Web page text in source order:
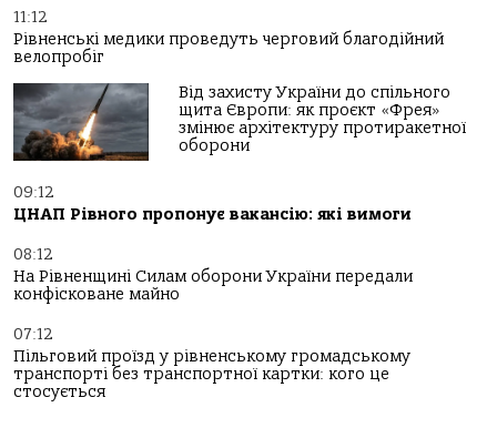
11:12
Рівненські медики проведуть черговий благодійний
велопробіг
Від захисту України до спільного
щита Європи: як проєкт «Фрея»
змінює архітектуру протиракетної
оборони
09:12
ЦНАП Рівного пропонує вакансію: які вимоги
08:12
На Рівненщині Силам оборони України передали
конфісковане майно
07:12
Пільговий проїзд у рівненському громадському
транспорті без транспортної картки: кого це
стосується